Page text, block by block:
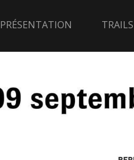
PRÉSENTATION TRAILS